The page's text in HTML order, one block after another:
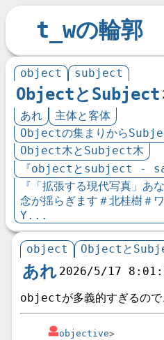
t_wの輪郭
object subject
ObjectとSubject
あれ
主体と客体
Objectの集まりから
Object木とSubject木
『objectとsubject -
『「拡張する現代写真」あ
念が揺らぎます＃北桂樹＃
Y...
object Objectと
あれ 2026/5/17
objectが多義的すぎるので
objective